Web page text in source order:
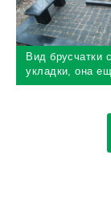
Вид брусчатки
укладки, она
поэтому темная